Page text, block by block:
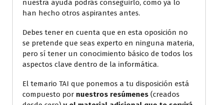
nuestra ayuda podrás conseguirlo, como ya lo
han hecho otros aspirantes antes.
Debes tener en cuenta que en esta oposición no
se pretende que seas experto en ninguna materia,
pero sí tener un conocimiento básico de todos los
aspectos clave dentro de la informática.
El temario TAI que ponemos a tu disposición está
compuesto por nuestros resúmenes (creados